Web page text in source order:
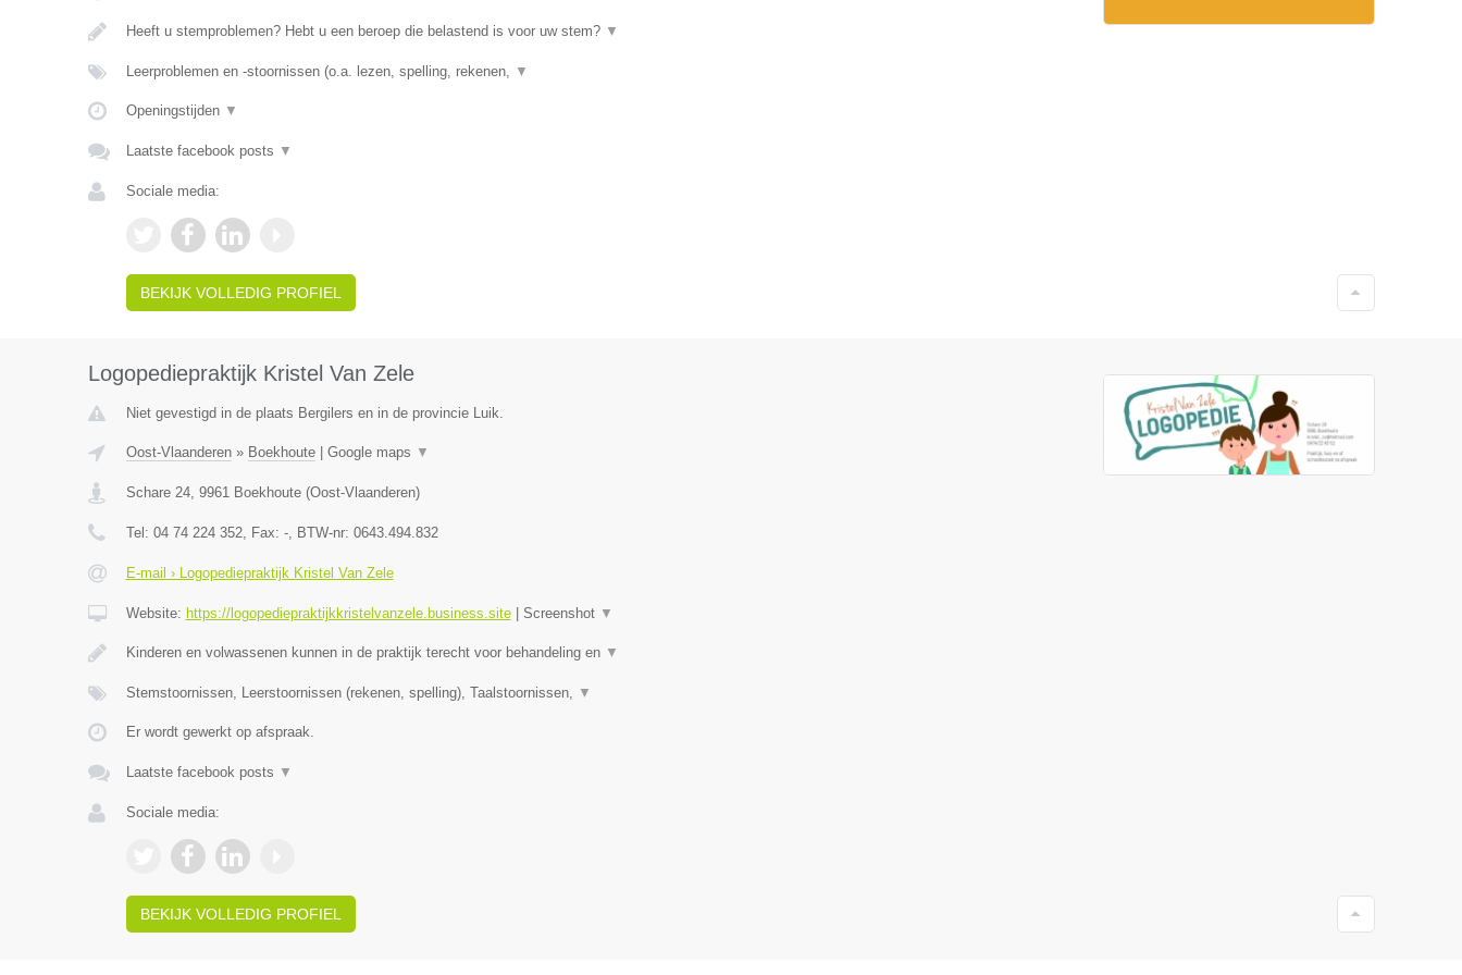
Heeft u stemproblemen? Hebt u een beroep die belastend is voor uw stem? ▼
Leerproblemen en -stoornissen (o.a. lezen, spelling, rekenen, ▼
Openingstijden ▼
Laatste facebook posts ▼
Sociale media:
BEKIJK VOLLEDIG PROFIEL
Logopediepraktijk Kristel Van Zele
Niet gevestigd in de plaats Bergilers en in de provincie Luik.
Oost-Vlaanderen» Boekhoute| Google maps ▼
Schare 24, 9961 Boekhoute(Oost-Vlaanderen)
Tel: 04 74 224 352, Fax: -, BTW-nr: 0643.494.832
E-mail › Logopediepraktijk Kristel Van Zele
Website: https://logopediepraktijkkristelvanzele.business.site| Screenshot ▼
Kinderen en volwassenen kunnen in de praktijk terecht voor behandeling en ▼
Stemstoornissen, Leerstoornissen (rekenen, spelling), Taalstoornissen, ▼
Er wordt gewerkt op afspraak.
Laatste facebook posts ▼
Sociale media:
BEKIJK VOLLEDIG PROFIEL